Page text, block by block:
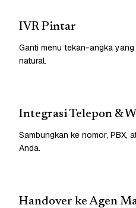
IVR Pintar
Ganti menu tekan-angka
natural.
Integrasi Telepon &
Sambungkan ke nomor, PBX,
Anda.
Handover ke Agen